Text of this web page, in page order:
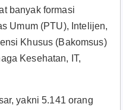
banyak formasi
Umum (PTU), Intelijen,
Khusus (Bakomsus)
Kesehatan, IT,
yakni 5.141 orang